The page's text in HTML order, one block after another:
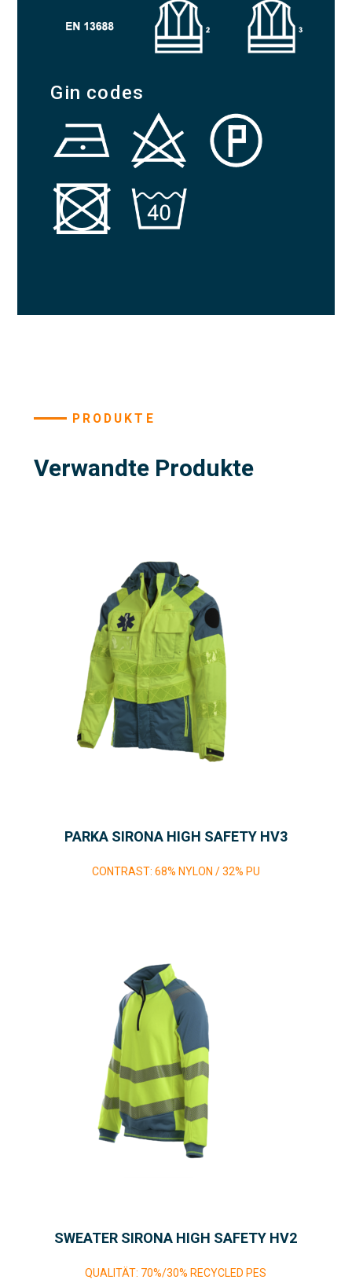
Gin codes
PRODUKTE
Verwandte Produkte
PARKA SIRONA HIGH SAFETY HV3
CONTRAST: 68% NYLON / 32% PU
SWEATER SIRONA HIGH SAFETY HV2
QUALITÄT: 70%/30% RECYCLED PES